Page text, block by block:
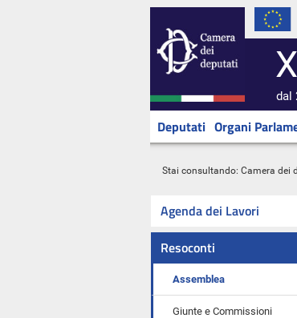
dal
Deputati Organi
Stai consultando: Camera dei
Agenda dei Lavori
Resoconti
Assemblea
Giunte e Commissioni